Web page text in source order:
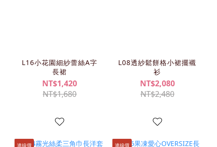
L16小花園細紗蕾絲A字
長裙
NT$1,420
NT$1,680
L08透紗鬆餅格小裙擺襯
衫
NT$2,080
NT$2,480
連線價 連線價